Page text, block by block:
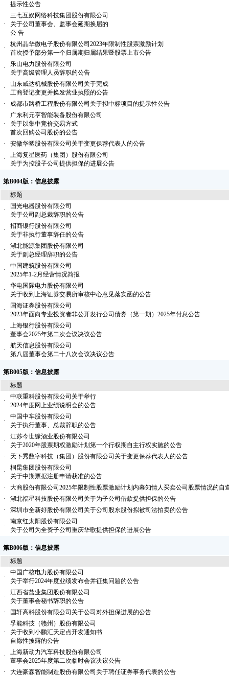
提示性公告
·
三七互娱网络科技集团股份有限公司
关于公司董事会、监事会延期换届的
公 告
·
杭州晶华微电子股份有限公司2023年限制性股票激励计划
首次授予部分第一个归属期归属结果暨股票上市公告
·
乐山电力股份有限公司
关于高级管理人员辞职的公告
·
山东威达机械股份有限公司关于完成
工商登记变更并换发营业执照的公告
·
成都市路桥工程股份有限公司关于拟中标项目的提示性公告
·
广东利元亨智能装备股份有限公司
关于以集中竞价交易方式
首次回购公司股份的公告
·
安徽华塑股份有限公司关于变更保荐代表人的公告
·
上海复星医药（集团）股份有限公司
关于为控股子公司提供担保的进展公告
第B004版：信息披露
标题
·
国光电器股份有限公司
关于公司副总裁辞职的公告
·
招商银行股份有限公司
关于非执行董事辞任的公告
·
湖北能源集团股份有限公司
关于副总经理辞职的公告
·
中国建筑股份有限公司
2025年1-2月经营情况简报
·
华电国际电力股份有限公司
关于收到上海证券交易所审核中心意见落实函的公告
·
国海证券股份有限公司
2023年面向专业投资者非公开发行公司债券（第一期）2025年付息公告
·
上海银行股份有限公司
董事会2025年第二次会议决议公告
·
航天信息股份有限公司
第八届董事会第二十八次会议决议公告
第B005版：信息披露
标题
·
中联重科股份有限公司关于举行
2024年度网上业绩说明会的公告
·
中国中车股份有限公司
关于执行董事、总裁辞职的公告
·
江苏今世缘酒业股份有限公司
关于2020年股票期权激励计划第一个行权期自主行权实施的公告
·
天下秀数字科技（集团）股份有限公司关于变更保荐代表人的公告
·
桐昆集团股份有限公司
关于中期票据注册申请获准的公告
·
大商股份有限公司2025年限制性股票激励计划内幕知情人买卖公司股票情况的自
·
湖北福星科技股份有限公司关于为子公司借款提供担保的公告
·
深圳市全新好股份有限公司关于公司股东股份拟被司法拍卖的公告
·
南京红太阳股份有限公司
关于公司为全资子公司重庆华歌提供担保的进展公告
第B006版：信息披露
标题
·
中国广核电力股份有限公司
关于举行2024年度业绩发布会并征集问题的公告
·
江西省盐业集团股份有限公司
关于董事会秘书辞职的公告
·
国轩高科股份有限公司关于公司对外担保进展的公告
·
孚能科技（赣州）股份有限公司
关于收到小鹏汇天定点开发通知书
自愿性披露的公告
·
上海新动力汽车科技股份有限公司
董事会2025年度第二次临时会议决议公告
·
大连豪森智能制造股份有限公司关于聘任证券事务代表的公告